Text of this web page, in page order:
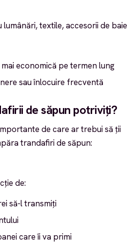
lumânări, textile, accesorii de baie
economică pe termen lung
sau înlocuire frecventă
de săpun potriviți?
de care ar trebui să ții
trandafiri de săpun:
de:
să-l transmiți
care îi va primi